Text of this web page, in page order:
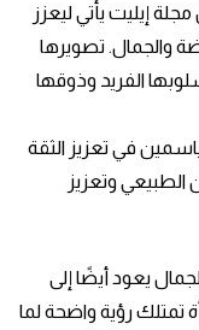
في العدد رقم 111 من مجلة إيليت يأتي ليعزز
والجمال. تصويرها
الفريد وذوقها
في تعزيز الثقة
وتعزيز
يعود أيضًا إلى
تمتلك رؤية واضحة لما